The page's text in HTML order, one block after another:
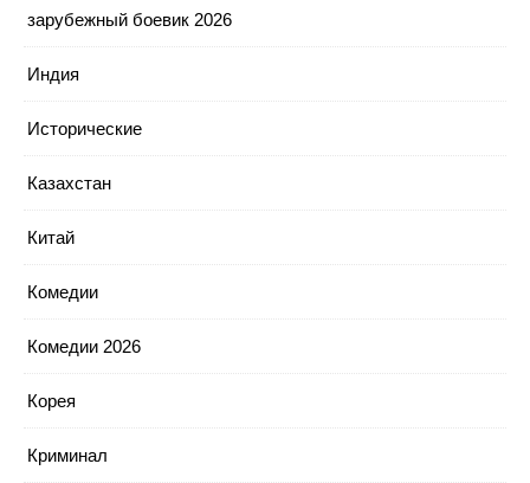
зарубежный боевик 2026
Индия
Исторические
Казахстан
Китай
Комедии
Комедии 2026
Корея
Криминал